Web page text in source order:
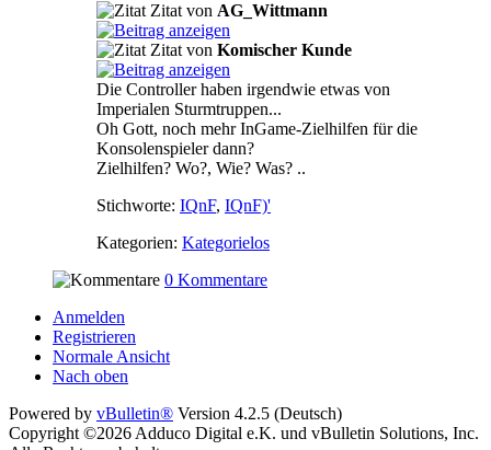
Zitat von AG_Wittmann
Zitat von Komischer Kunde
Die Controller haben irgendwie etwas von
Imperialen Sturmtruppen...
Oh Gott, noch mehr InGame-Zielhilfen für die
Konsolenspieler dann?
Zielhilfen? Wo?, Wie? Was? ..
Stichworte: IQnF, IQnF)'
Kategorien: Kategorielos
0 Kommentare
Anmelden
Registrieren
Normale Ansicht
Nach oben
Powered by vBulletin® Version 4.2.5 (Deutsch)
Copyright ©2026 Adduco Digital e.K. und vBulletin Solutions, Inc.